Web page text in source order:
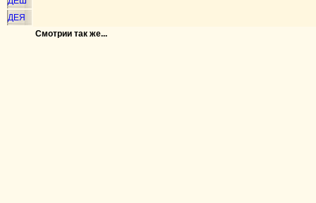
ДЕЯ
Смотрии так же...